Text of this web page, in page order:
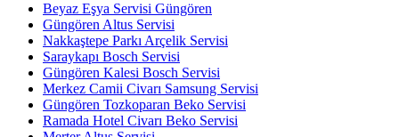
Beyaz Eşya Servisi Güngören
Güngören Altus Servisi
Nakkaştepe Parkı Arçelik Servisi
Saraykapı Bosch Servisi
Güngören Kalesi Bosch Servisi
Merkez Camii Civarı Samsung Servisi
Güngören Tozkoparan Beko Servisi
Ramada Hotel Civarı Beko Servisi